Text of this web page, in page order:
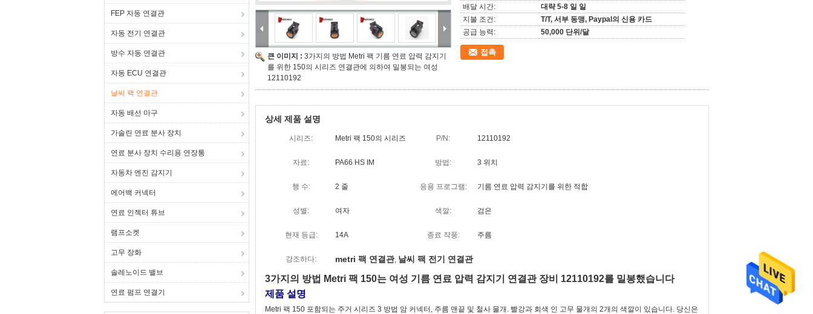
FEP 자동 연결관
자동 전기 연결관
방수 자동 연결관
자동 ECU 연결관
날씨 팩 연결관
자동 배선 마구
가솔린 연료 분사 장치
연료 분사 장치 수리용 연장통
자동차 엔진 감지기
에어백 커넥터
연료 인젝터 튜브
램프소켓
고무 장화
솔레노이드 밸브
연료 펌프 연결기
큰 이미지 : 3가지의 방법 Metri 팩 기름 연료 압력 감지기
를 위한 150의 시리즈 연결관에 의하여 밀봉되는 여성
12110192
배달 시간:
대략 5-8 일 일
지불 조건:
T/T, 서부 동맹, Paypal의 신용 카드
공급 능력:
50,000 단위/달
접촉
상세 제품 설명
시리즈: Metri 팩 150의 시리즈 P/N: 12110192
자료: PA66 HS IM 방법: 3 위치
행 수: 2 줄 응용 프로그램: 기름 연료 압력 감지기를 위한 적합
성별: 여자 색깔: 검은
현재 등급: 14A 종료 작풍: 주름
강조하다: metri 팩 연결관, 날씨 팩 전기 연결관
3가지의 방법 Metri 팩 150는 여성 기름 연료 압력 감지기 연결관 장비 12110192를 밀봉했습니다
제품 설명
Metri 팩 150 포함되는 주거 시리즈 3 방법 암 커넥터, 주름 맨끝 및 철사 물개. 빨강과 회색 인 고무 물개의 2개의 색깔이 있습니다. 당신은